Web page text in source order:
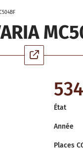
État
Année
Places